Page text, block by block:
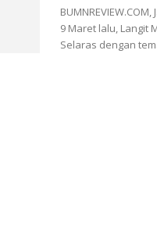
9 Maret lalu, Langit
Selaras dengan